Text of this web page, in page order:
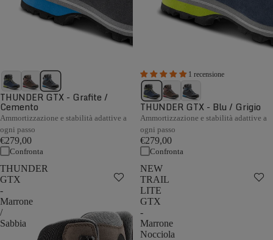
THUNDER GTX - Grafite /
Cemento
Ammortizzazione e stabilità adattive a
ogni passo
€279,00
Confronta
1 recensione
THUNDER GTX - Blu / Grigio
Ammortizzazione e stabilità adattive a
ogni passo
€279,00
Confronta
THUNDER
GTX
-
Marrone
/
Sabbia
NEW
TRAIL
LITE
GTX
-
Marrone
Nocciola